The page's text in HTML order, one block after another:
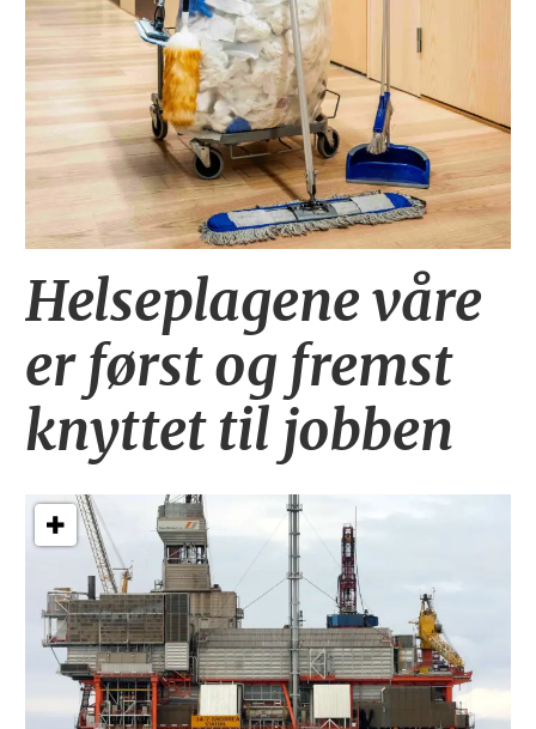
Helseplagenevåre
er først og fremst
knyttettil jobben